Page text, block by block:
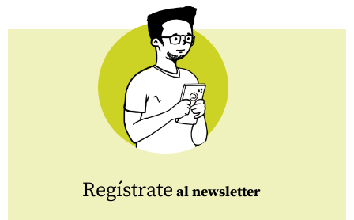
Regístrate al newsletter